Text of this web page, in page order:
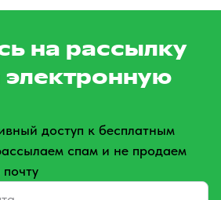
на рассылку
электронную
доступ к бесплатным
спам и не продаем